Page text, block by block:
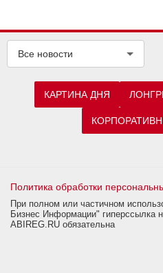
Все новости
КАРТИНА ДНЯ
Политика обработки
При полном или частичном
Бизнес Информации" гиперссылка
ABIREG.RU обязательна